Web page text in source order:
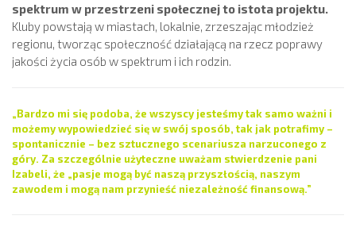
spektrum w przestrzeni społecznej to istota projektu.
Kluby powstają w miastach, lokalnie, zrzeszając młodzież
regionu, tworząc społeczność działającą na rzecz poprawy
jakości życia osób w spektrum i ich rodzin.
„Bardzo mi się podoba, że wszyscy jesteśmy tak samo ważni i
możemy wypowiedzieć się w swój sposób, tak jak potrafimy –
spontanicznie – bez sztucznego scenariusza narzuconego z
góry. Za szczególnie użyteczne uważam stwierdzenie pani
Izabeli, że „pasje mogą być naszą przyszłością, naszym
zawodem i mogą nam przynieść niezależność finansową.”